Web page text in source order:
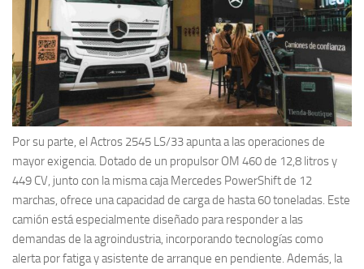
Por su parte, el Actros 2545 LS/33 apunta a las operaciones de
mayor exigencia. Dotado de un propulsor OM 460 de 12,8 litros y
449 CV, junto con la misma caja Mercedes PowerShift de 12
marchas, ofrece una capacidad de carga de hasta 60 toneladas. Este
camión está especialmente diseñado para responder a las
demandas de la agroindustria, incorporando tecnologías como
alerta por fatiga y asistente de arranque en pendiente. Además, la